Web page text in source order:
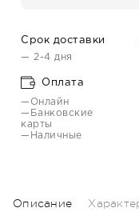
Срок доставки
— 2-4 дня
Оплата
—Онлайн
—Банковские
карты
—Наличные
Описание